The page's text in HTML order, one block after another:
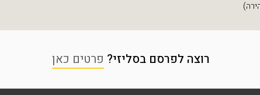
רוצה לפרסם בסליזי? פרטים כאן